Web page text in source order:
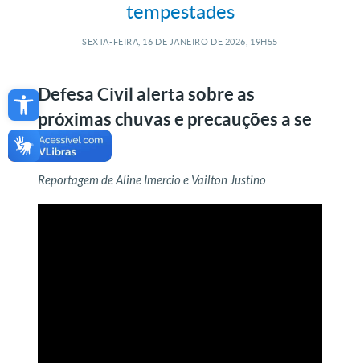
Open toolbar
tempestades
SEXTA-FEIRA, 16 DE JANEIRO DE 2026, 19H55
Defesa Civil alerta sobre as
próximas chuvas e precauções a se
tomar
Reportagem de Aline Imercio e Vailton Justino